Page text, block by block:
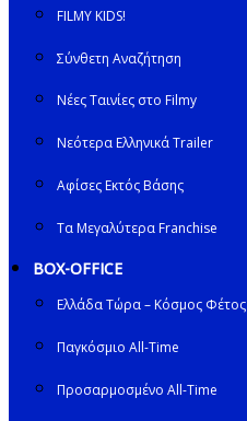
FILMY KIDS!
Σύνθετη Αναζήτηση
Νέες Ταινίες στο Filmy
Νεότερα Ελληνικά Trailer
Αφίσες Εκτός Βάσης
Τα Μεγαλύτερα Franchise
BOX-OFFICE
Ελλάδα Τώρα – Κόσμος Φέτος
Παγκόσμιο All-Time
Προσαρμοσμένο All-Time